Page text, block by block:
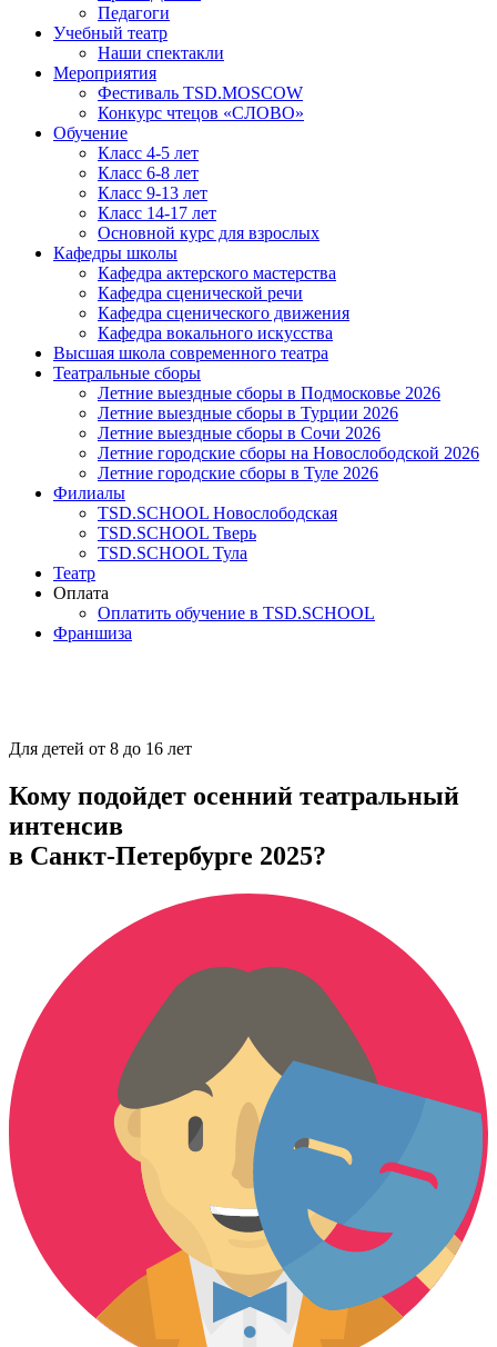
Педагоги
Учебный театр
Наши спектакли
Мероприятия
Фестиваль TSD.MOSCOW
Конкурс чтецов «СЛОВО»
Обучение
Класс 4-5 лет
Класс 6-8 лет
Класс 9-13 лет
Класс 14-17 лет
Основной курс для взрослых
Кафедры школы
Кафедра актерского мастерства
Кафедра сценической речи
Кафедра сценического движения
Кафедра вокального искусства
Высшая школа современного театра
Театральные сборы
Летние выездные сборы в Подмосковье 2026
Летние выездные сборы в Турции 2026
Летние выездные сборы в Сочи 2026
Летние городские сборы на Новослободской 2026
Летние городские сборы в Туле 2026
Филиалы
TSD.SCHOOL Новослободская
TSD.SCHOOL Тверь
TSD.SCHOOL Тула
Театр
Оплата
Оплатить обучение в TSD.SCHOOL
Франшиза
Для детей от 8 до 16 лет
Кому подойдет осенний театральный
интенсив
в Санкт-Петербурге 2025?